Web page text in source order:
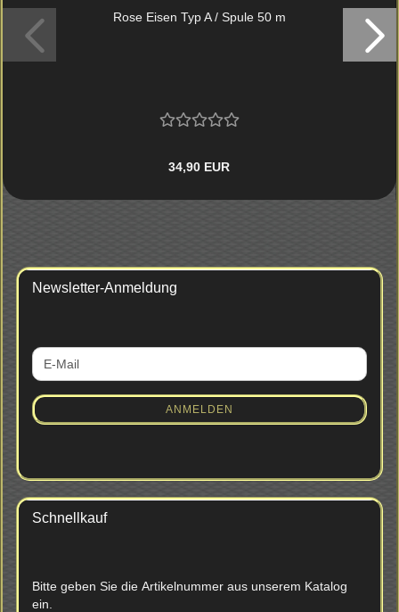
Rose Eisen Typ A / Spule 50 m
34,90 EUR
Newsletter-Anmeldung
WEITER
ZUR
ANMELDUNG
E-
Mail
ANMELDEN
Schnellkauf
BITTE
GEBEN
Bitte geben Sie die Artikelnummer aus unserem Katalog
ein.